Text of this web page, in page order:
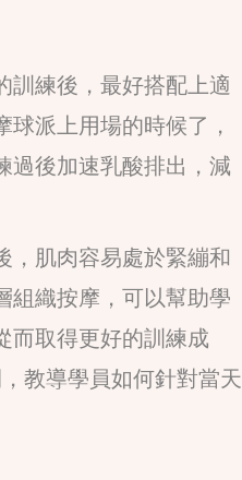
訓練後，最好搭配上適
派上用場的時候了，
過後加速乳酸排出，減
，肌肉容易處於緊繃和
組織按摩，可以幫助學
而取得更好的訓練成
教導學員如何針對當天